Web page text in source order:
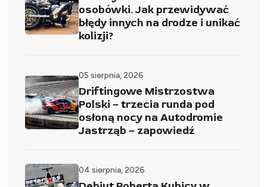
osobówki. Jak przewidywać
błędy innych na drodze i unikać
kolizji?
05 sierpnia, 2026
Driftingowe Mistrzostwa
Polski – trzecia runda pod
osłoną nocy na Autodromie
Jastrząb – zapowiedź
04 sierpnia, 2026